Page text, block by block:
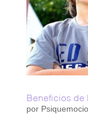
Beneficios de
por